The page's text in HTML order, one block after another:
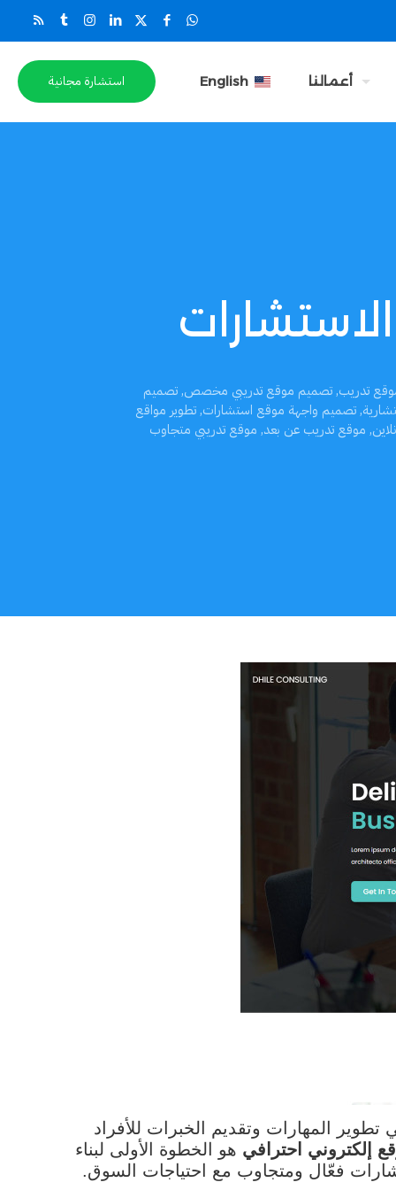
أعمالنا English استشارة مجانية
تدريب,تصميم موقع تدريبي مخصص,تصميم
,تصميم واجهة موقع استشارات,تطوير مواقع
, موقع تدريب عن بعد, موقع تدريبي متجاوب
المهارات وتقديم الخبرات للأفراد
إلكتروني احترافي هو الخطوة الأولى لبناء
فعّال ومتجاوب مع احتياجات السوق.